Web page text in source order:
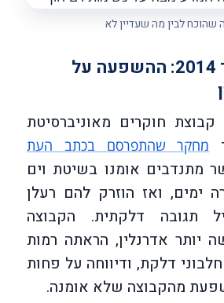
שהוכח לבין מה שעדיין לא
מחקר רדבאוד 2014: ההשפעה על
קבוצת חוקרים מאוניברסיטת
מחקר שהתפרסם בכתב העת
מתנדבים אומנו בשיטת וים
ימים, ואז הוזרק להם רעלן
תגובה דלקתית. הקבוצה
יותר אדרנלין, הראתה רמות
דלקת, ודיווחה על פחות
מהקבוצה שלא אומנה.